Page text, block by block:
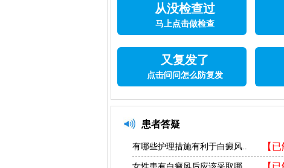
从没检查过
马上点击做检查
又复发了
点击问问怎么防复发
患者答疑
【
有哪些护理措施有利于白癜风..